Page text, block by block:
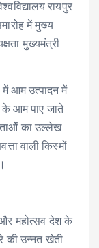
रायपुर
में मुख्य
मुख्यमंत्री
में आम उत्पादन में
आम पाए जाते
का उल्लेख
वाली किस्मों
और महोत्सव देश के
की उन्नत खेती